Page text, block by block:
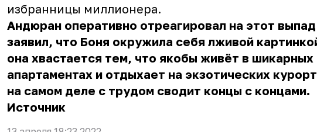
избранницы миллионера.
Андюран оперативно отреагировал на этот
заявил, что Боня окружила себя лживой
она хвастается тем, что якобы живёт в шикарных
апартаментах и отдыхает на экзотических
на самом деле с трудом сводит концы с концами.
Источник